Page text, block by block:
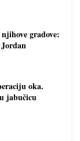
gradove:
oka.
jabučicu